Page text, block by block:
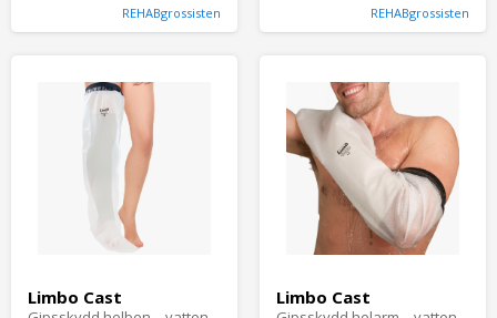
REHABgrossisten REHABgrossisten
Limbo Cast Limbo Cast